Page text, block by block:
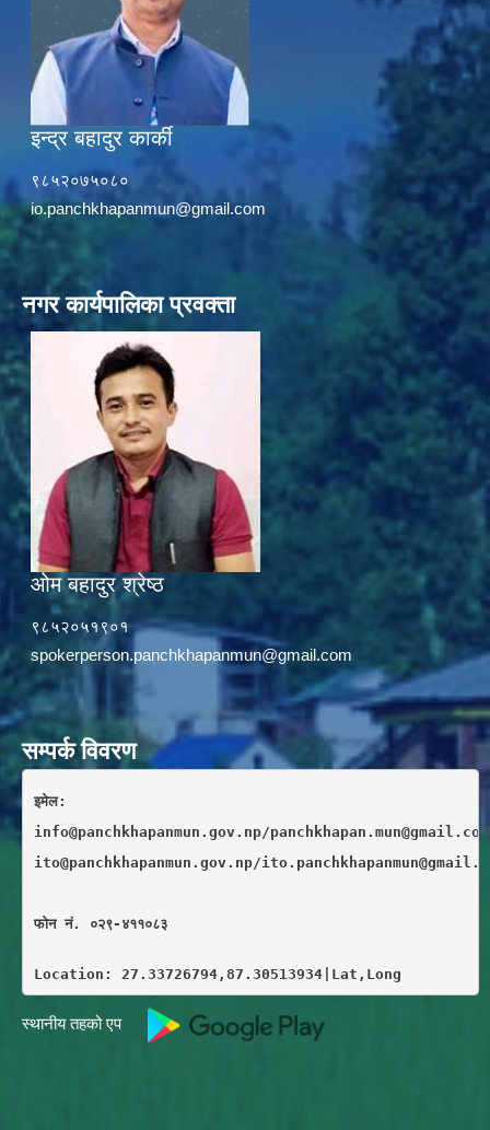
इन्द्र बहादुर कार्की
९८५२०७५०८०
io.panchkhapanmun@gmail.com
नगर कार्यपालिका प्रवक्ता
ओम बहादुर श्रेष्ठ
९८५२०५१९०१
spokerperson.panchkhapanmun@gmail.com
सम्पर्क विवरण
इमेल:
info@panchkhapanmun.gov.np/
ito@panchkhapanmun.gov.np/
फाेन नं. ०२९-४११०८३
Location: 27.33726794,87.30513934|Lat,Long
स्थानीय तहको एप